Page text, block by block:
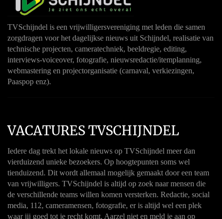
TVSchijndel is een vrijwilligersvereniging met leden die samen
zorgdragen voor het dagelijkse nieuws uit Schijndel, realisatie van
technische projecten, cameratechniek, beeldregie, editing,
interviews-voiceover, fotografie, nieuwsredactie/itemplanning,
webmastering en projectorganisatie (carnaval, verkiezingen,
Paaspop enz).
VACATURES TVSCHIJNDEL
Iedere dag trekt het lokale nieuws op TVSchijndel meer dan
vierduizend unieke bezoekers. Op hoogtepunten soms wel
tienduizend. Dit wordt allemaal mogelijk gemaakt door een team
van vrijwilligers. TVSchijndel is altijd op zoek naar mensen die
de verschillende teams willen komen versterken. Redactie, social
media, 112, cameramensen, fotografie, er is altijd wel een plek
waar jij goed tot je recht komt. Aarzel niet en meld je aan op